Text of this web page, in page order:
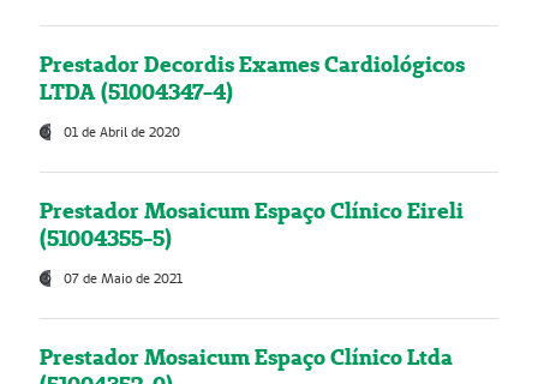
Prestador Decordis Exames Cardiológicos
LTDA (51004347-4)
01 de Abril de 2020
Prestador Mosaicum Espaço Clínico Eireli
(51004355-5)
07 de Maio de 2021
Prestador Mosaicum Espaço Clínico Ltda